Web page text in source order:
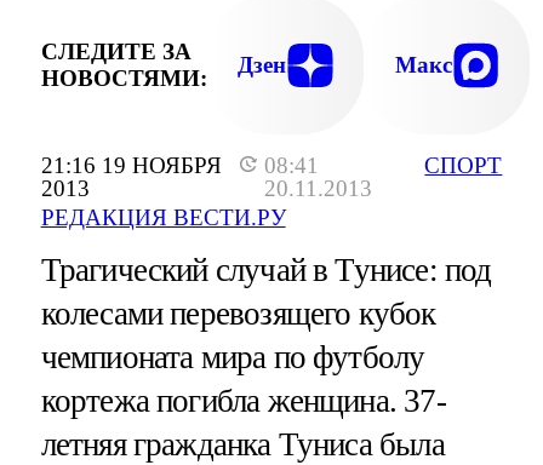
21:16 19 НОЯБРЯ
2013
08:41
20.11.2013
РЕДАКЦИЯ ВЕСТИ.РУ
СПОРТ
СЛЕДИТЕ ЗА
НОВОСТЯМИ:
Дзен Макс
Трагический случай в Тунисе: под
колесами перевозящего кубок
чемпионата мира по футболу
кортежа погибла женщина. 37-
летняя гражданка Туниса была